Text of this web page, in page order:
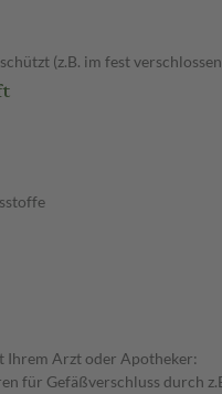
(z.B. im fest
Ihrem Arzt oder Apotheker:
für Gefäßverschluss durch